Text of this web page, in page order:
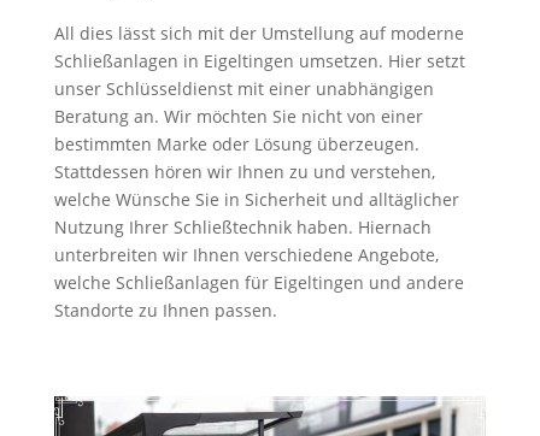
All dies lässt sich mit der Umstellung auf moderne
Schließanlagen in Eigeltingen umsetzen. Hier setzt
unser Schlüsseldienst mit einer unabhängigen
Beratung an. Wir möchten Sie nicht von einer
bestimmten Marke oder Lösung überzeugen.
Stattdessen hören wir Ihnen zu und verstehen,
welche Wünsche Sie in Sicherheit und alltäglicher
Nutzung Ihrer Schließtechnik haben. Hiernach
unterbreiten wir Ihnen verschiedene Angebote,
welche Schließanlagen für Eigeltingen und andere
Standorte zu Ihnen passen.